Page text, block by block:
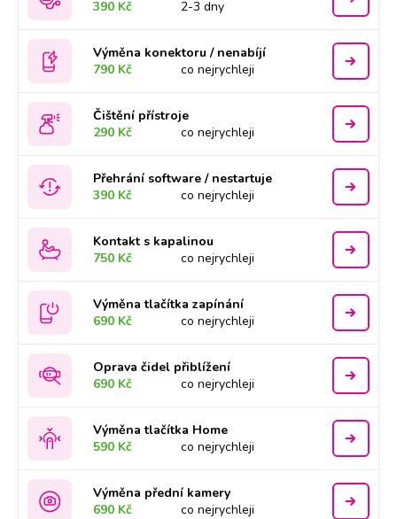
390 Kč
2-3 dny
Výměna konektoru / nenabíjí
790 Kč
co nejrychleji
Čištění přístroje
290 Kč
co nejrychleji
Přehrání software / nestartuje
390 Kč
co nejrychleji
Kontakt s kapalinou
750 Kč
co nejrychleji
Výměna tlačítka zapínání
690 Kč
co nejrychleji
Oprava čidel přiblížení
690 Kč
co nejrychleji
Výměna tlačítka Home
590 Kč
co nejrychleji
Výměna přední kamery
690 Kč
co nejrychleji